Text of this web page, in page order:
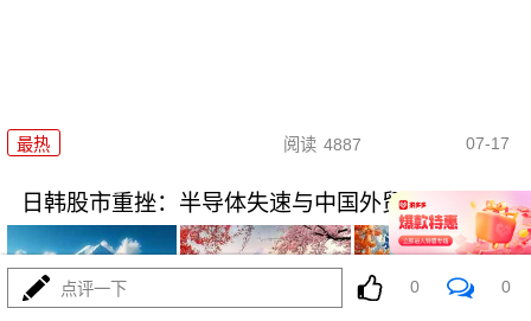
最热 阅读 4887 07-17
日韩股市重挫：半导体失速与中国外贸的危与机
点评一下 0 0